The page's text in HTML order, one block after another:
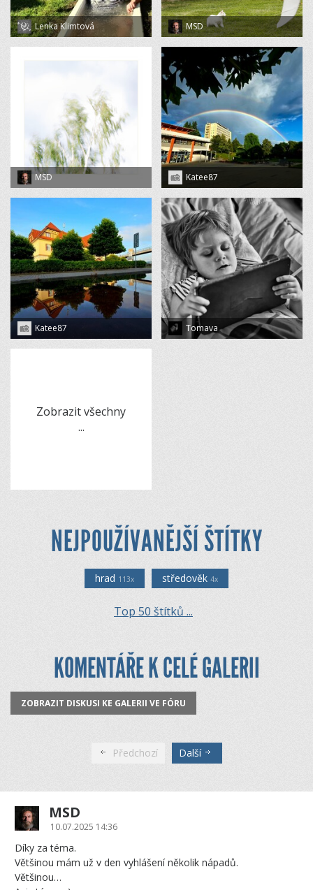
Lenka Klimtová MSD
MSD Katee87
Katee87 Tomava
Zobrazit všechny
...
NEJPOUŽÍVANĚJŠÍ ŠTÍTKY
hrad 113x středověk 4x
Top 50 štítků ...
KOMENTÁŘE K CELÉ GALERII
ZOBRAZIT DISKUSI KE GALERII VE FÓRU
Předchozí Další
MSD
10.07.2025 14:36
Díky za téma.
Většinou mám už v den vyhlášení několik nápadů.
Většinou…